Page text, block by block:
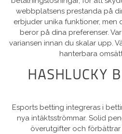
webbplatsens prestanda på
erbjuder unika funktioner, men
beror på dina preferenser.
variansen innan du skalar upp.
hanterbara
HASHLUCKY
Esports betting integreras i
nya intäktsströmmar. Solid
överutgifter och förbättrar